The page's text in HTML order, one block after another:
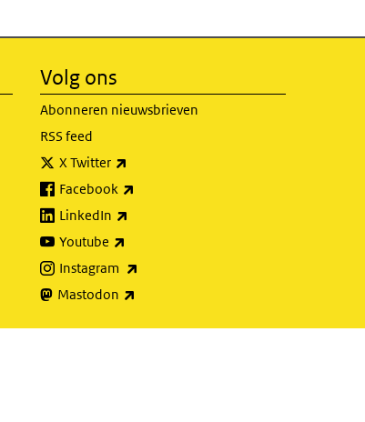
Volg ons
Abonneren nieuwsbrieven
RSS feed
X Twitter
Facebook
LinkedIn
Youtube
Instagram
Mastodon